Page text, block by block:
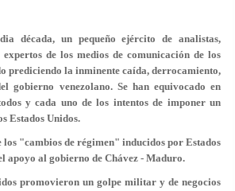
década, un pequeño ejército de analistas,
de los medios de comunicación de los
prediciendo la inminente caída, derrocamiento,
gobierno venezolano. Se han equivocado en
y cada uno de los intentos de imponer un
Estados Unidos.
los "cambios de régimen" inducidos por Estados
apoyo al gobierno de Chávez - Maduro.
promovieron un golpe militar y de negocios